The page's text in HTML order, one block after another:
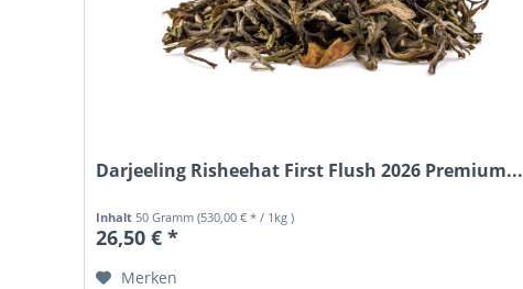
Darjeeling Risheehat First Flush 2026 Premium...
Inhalt 50 Gramm(530,00 € * / 1kg )
26,50 € *
Merken